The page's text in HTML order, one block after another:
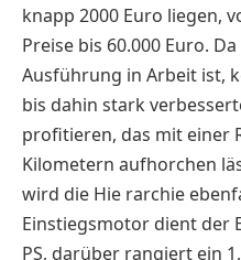
knapp 2000 Euro liegen,
Preise bis 60.000 Euro.
Ausführung in Arbeit ist,
bis dahin stark
profitieren, das mit einer
Kilometern aufhorchen
wird die Hie rarchie
Einstiegsmotor dient der
PS, darüber rangiert ein